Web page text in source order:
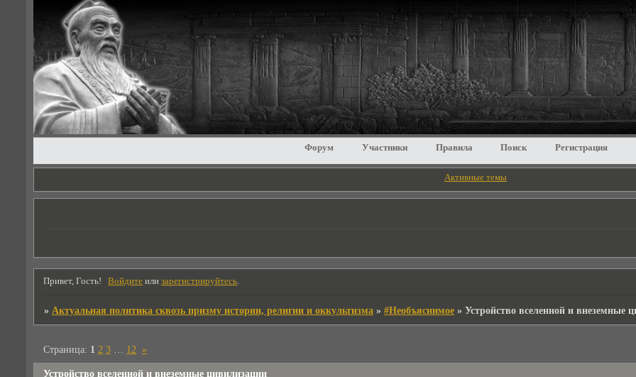
Форум Участники Правила Поиск Регистрация
Активные темы
Привет, Гость! Войдите илизарегистрируйтесь.
» Актуальная политика сквозь призму истории, религии и оккультизма »#Необъяснимое »Устройство вселенной и внеземные
Устройство вселенной и внеземные цивилизации
Страница: 1 2 3 … 12 »